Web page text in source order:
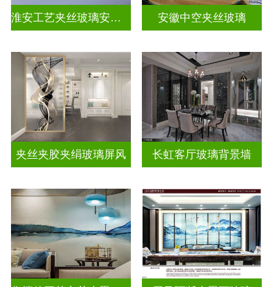
淮安工艺夹丝玻璃安装电话 安徽中空夹丝玻璃
夹丝夹胶夹绢玻璃屏风 长虹客厅玻璃背景墙